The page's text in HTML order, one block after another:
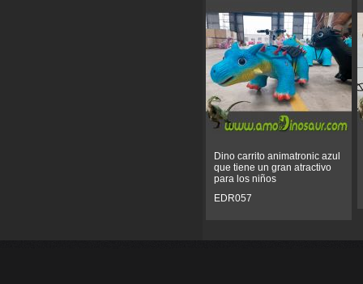
Dino carrito animatronic azul
que tiene un gran atractivo
para los niños
EDR057